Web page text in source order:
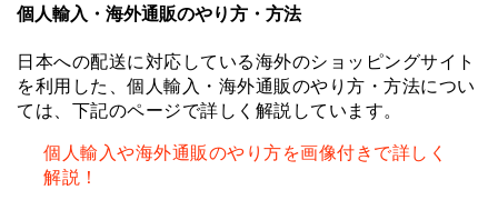
個人輸入・海外通販のやり方・方法
日本への配送に対応している海外のショッピングサイト
を利用した、個人輸入・海外通販のやり方・方法につい
ては、下記のページで詳しく解説しています。
個人輸入や海外通販のやり方を画像付きで詳しく
解説！